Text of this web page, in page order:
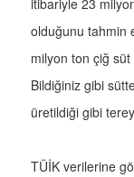
itibariyle 23
olduğunu tahmin
milyon ton çiğ
Bildiğiniz gibi
üretildiği gibi
TÜİK verilerine